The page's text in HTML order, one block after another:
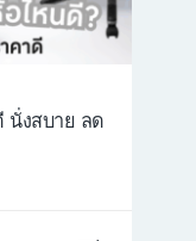
นั่งสบาย ลด